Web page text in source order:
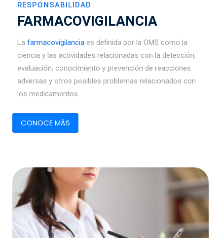
RESPONSABILIDAD
FARMACOVIGILANCIA
La farmacovigilancia es definida por la OMS como la
ciencia y las actividades relacionadas con la detección,
evaluación, conocimiento y prevención de reacciones
adversas y otros posibles problemas relacionados con
los medicamentos.
CONOCE MÁS